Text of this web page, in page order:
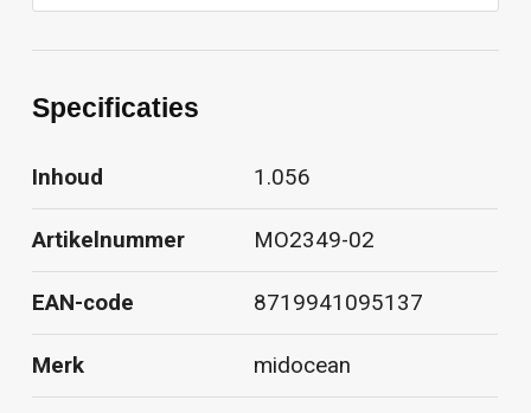
Specificaties
Inhoud 1.056
Artikelnummer MO2349-02
EAN-code 8719941095137
Merk midocean